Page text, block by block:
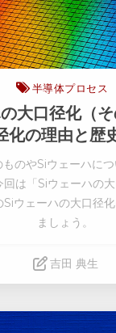
半導体プロセス
大口径化（
化の理由と歴
ものやSiウェーハに
回は「Siウェーハの
ウェーハの大口径
ましょう。
吉田 典生